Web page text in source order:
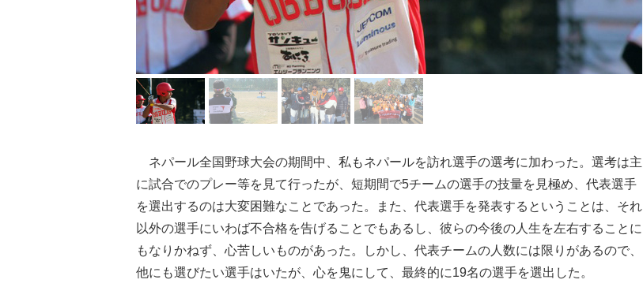
ネパール全国野球大会の期間中、私もネパールを訪れ選手の選考に加わった。選考は主
に試合でのプレー等を見て行ったが、短期間で5チームの選手の技量を見極め、代表選手
を選出するのは大変困難なことであった。また、代表選手を発表するということは、それ
以外の選手にいわば不合格を告げることでもあるし、彼らの今後の人生を左右することに
もなりかねず、心苦しいものがあった。しかし、代表チームの人数には限りがあるので、
他にも選びたい選手はいたが、心を鬼にして、最終的に19名の選手を選出した。